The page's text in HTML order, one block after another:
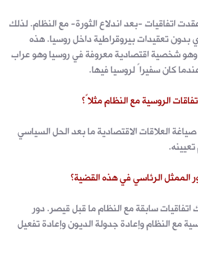
اتفاقيات -بعد اندلاع الثورة- مع النظام. لذلك
تعقيدات بيروقراطية داخل روسيا. هذه
شخصية اقتصادية معروفة في روسيا وهو عراب
كان سفيراً لروسيا فيها.
الروسية مع النظام مثلاً؟
العلاقات الاقتصادية ما بعد الحل السياسي
الرئاسي في هذه القضية؟
اتفاقيات سابقة مع النظام ما قبل قيصر. دور
مع النظام وإعادة جدولة الديون وإعادة تفعيل